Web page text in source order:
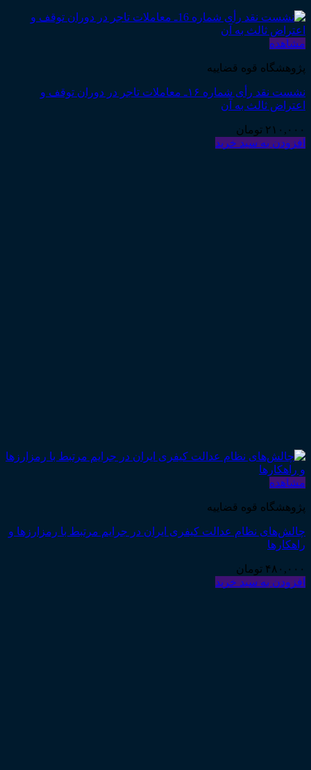
مشاهده
پژوهشگاه قوه قضاییه
نشست نقد رأی شماره ۱۶ـ معاملات تاجر در دوران توقف و
اعتراض ثالث به آن
۲۱۰,۰۰۰ تومان
افزودن به سبد خرید
مشاهده
پژوهشگاه قوه قضاییه
چالش‌های نظام عدالت کیفری ایران در جرایم مرتبط با رمزارزها و
راهکارها
۴۸۰,۰۰۰ تومان
افزودن به سبد خرید